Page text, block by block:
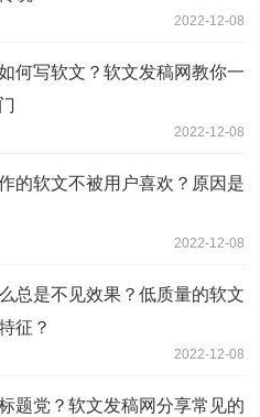
2022-12-08
何写软文？软文发稿网教你一
2022-12-08
的软文不被用户喜欢？原因是
2022-12-08
总是不见效果？低质量的软文
征？
2022-12-08
题党？软文发稿网分享常见的